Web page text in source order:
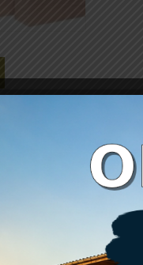
200 mm
200 mm worden o.a.
voor
hardste Europese
van bijvoorbeeld